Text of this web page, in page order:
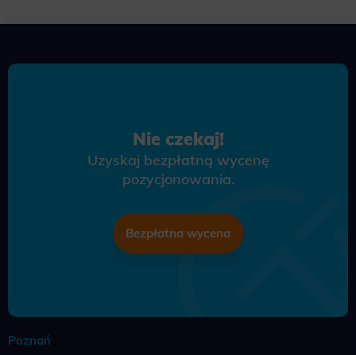
Nie czekaj!
Uzyskaj bezpłatną wycenę
pozycjonowania.
Bezpłatna wycena
Poznań